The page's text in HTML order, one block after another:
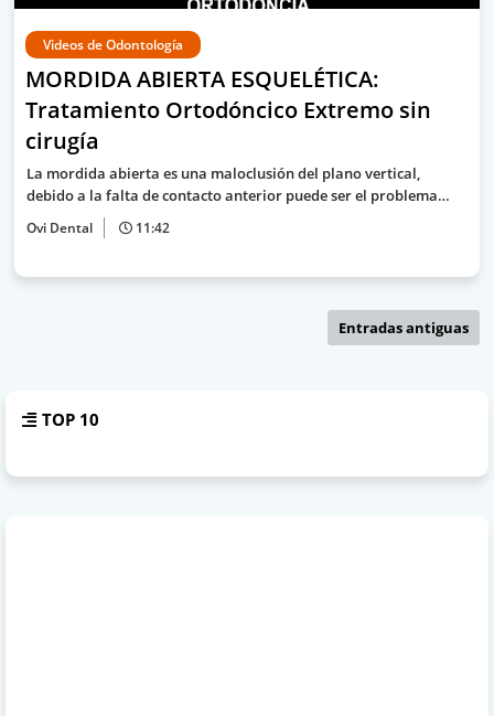
Videos de Odontología
MORDIDA ABIERTA ESQUELÉTICA:
Tratamiento Ortodóncico Extremo sin
cirugía
La mordida abierta es una maloclusión del plano vertical,
debido a la falta de contacto anterior puede ser el problema…
Ovi Dental 11:42
Entradas antiguas
TOP 10